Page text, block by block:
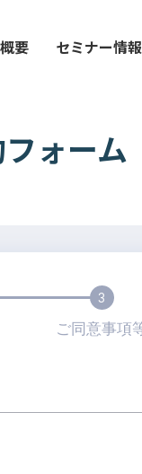
要 セミナー情報
ォーム